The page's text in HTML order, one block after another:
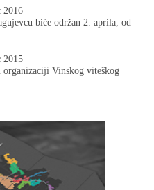
2016
biće održan 2. aprila, od
2015
Vinskog viteškog